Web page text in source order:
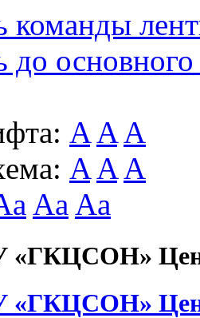
команды
до основного
A A A
A A A
Aa Aa